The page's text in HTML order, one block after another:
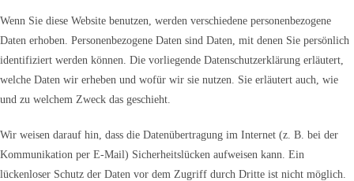
Wenn Sie diese Website benutzen, werden verschiedene personenbezogene
Daten erhoben. Personenbezogene Daten sind Daten, mit denen Sie persönlich
identifiziert werden können. Die vorliegende Datenschutzerklärung erläutert,
welche Daten wir erheben und wofür wir sie nutzen. Sie erläutert auch, wie
und zu welchem Zweck das geschieht.
Wir weisen darauf hin, dass die Datenübertragung im Internet (z. B. bei der
Kommunikation per E-Mail) Sicherheitslücken aufweisen kann. Ein
lückenloser Schutz der Daten vor dem Zugriff durch Dritte ist nicht möglich.